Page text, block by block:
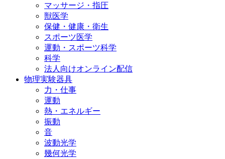
マッサージ・指圧
獣医学
保健・健康・衛生
スポーツ医学
運動・スポーツ科学
科学
法人向けオンライン配信
物理実験器具
力・仕事
運動
熱・エネルギー
振動
音
波動光学
幾何光学